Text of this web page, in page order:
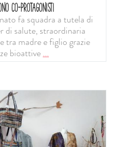
CO-PROTAGONISTI
fa squadra a tutela di
di salute, straordinaria
tra madre e figlio grazie
bioattive...